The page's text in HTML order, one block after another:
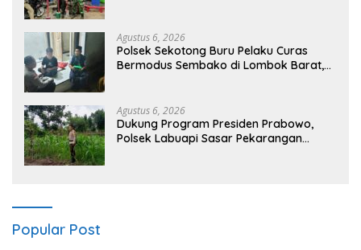
Agustus 6, 2026
Polsek Sekotong Buru Pelaku Curas
Bermodus Sembako di Lombok Barat,
Agustus 6, 2026
Dukung Program Presiden Prabowo,
Polsek Labuapi Sasar Pekarangan
Popular Post